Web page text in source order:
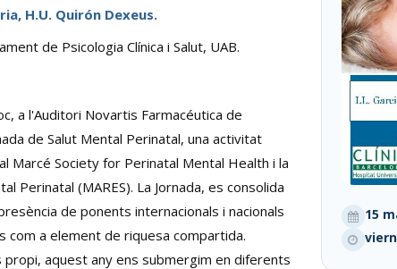
H.U. Quirón Dexeus.
de Psicologia Clínica i Salut, UAB.
a l'Auditori Novartis Farmacéutica de
de Salut Mental Perinatal, una activitat
Marcé Society for Perinatal Mental Health i la
Perinatal (MARES). La Jornada, es consolida
de ponents internacionals i nacionals
a element de riquesa compartida.
aquest any ens submergim en diferents
15